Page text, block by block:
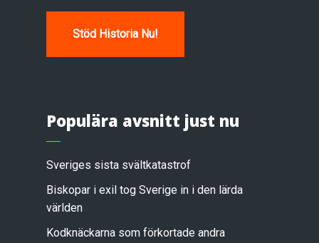
Stöd Historia Nu!
Populära avsnitt just nu
Sveriges sista svältkatastrof
Biskopar i exil tog Sverige in i den lärda
världen
Kodknäckarna som förkortade andra